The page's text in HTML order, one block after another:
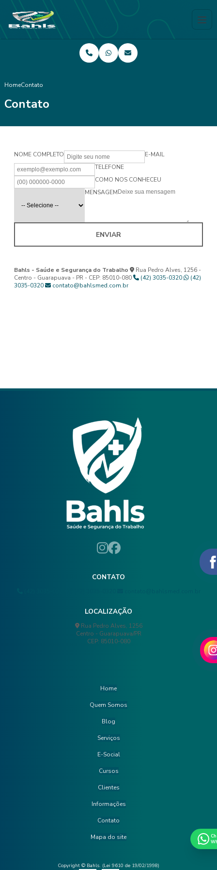
HomeContato
Contato
NOME COMPLETO
E-MAIL
TELEFONE
COMO NOS CONHECEU
MENSAGEM
ENVIAR
Bahls - Saúde e Segurança do Trabalho
Rua Pedro Alves, 1256 -
Centro - Guarapuava - PR - CEP: 85010-080
(42) 3035-0320
(42)
3035-0320
contato@bahlsmed.com.br
CONTATO
LOCALIZAÇÃO
Rua Pedro Alves, 1256
Centro - Guarapuava/PR
CEP: 85010-080
Home
Quem Somos
Blog
Serviços
E-Social
Cursos
Clientes
Informações
Contato
Mapa do site
Copyright © Bahls. (Lei 9610 de 19/02/1998)